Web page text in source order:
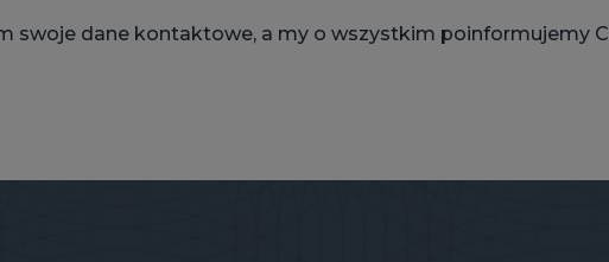
swoje dane kontaktowe, a my o wszystkim poinformujemy